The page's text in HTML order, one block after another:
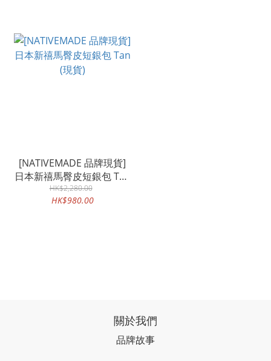
[NATIVEMADE 品牌現貨]
日本新禧馬臀皮短銀包 Tan
(現貨)
HK$2,280.00
HK$980.00
關於我們
品牌故事